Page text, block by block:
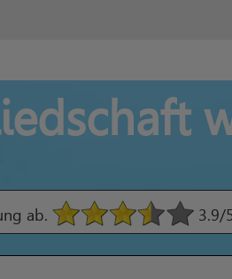
ab. 3.9/